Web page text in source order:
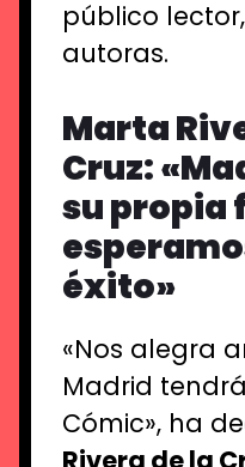
público
autoras.
Marta
Cruz:
su propia
éxito»
«Nos alegra
Madrid
Cómic», ha